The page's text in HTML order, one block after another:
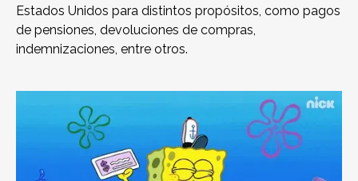
Estados Unidos para distintos propósitos, como pagos
de pensiones, devoluciones de compras,
indemnizaciones, entre otros.